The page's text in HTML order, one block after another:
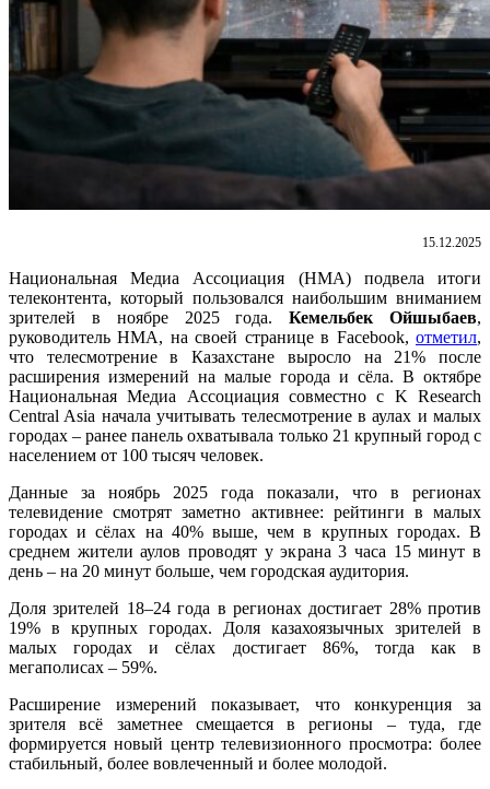
15.12.2025
Национальная Медиа Ассоциация (НМА) подвела итоги
телеконтента, который пользовался наибольшим вниманием
зрителей в ноябре 2025 года.Кемельбек Ойшыбаев,
руководитель НМА, на своей странице в Facebook, отметил,
что телесмотрение в Казахстане выросло на 21% после
расширения измерений на малые города и сёла. В октябре
Национальная Медиа Ассоциация совместно с K Research
Central Asia начала учитывать телесмотрение в аулах и малых
городах – ранее панель охватывала только 21 крупный город с
населением от 100 тысяч человек.
Данные за ноябрь 2025 года показали, что в регионах
телевидение смотрят заметно активнее: рейтинги в малых
городах и сёлах на 40% выше, чем в крупных городах. В
среднем жители аулов проводят у экрана 3 часа 15 минут в
день – на 20 минут больше, чем городская аудитория.
Доля зрителей 18–24 года в регионах достигает 28% против
19% в крупных городах. Доля казахоязычных зрителей в
малых городах и сёлах достигает 86%, тогда как в
мегаполисах – 59%.
Расширение измерений показывает, что конкуренция за
зрителя всё заметнее смещается в регионы – туда, где
формируется новый центр телевизионного просмотра: более
стабильный, более вовлеченный и более молодой.